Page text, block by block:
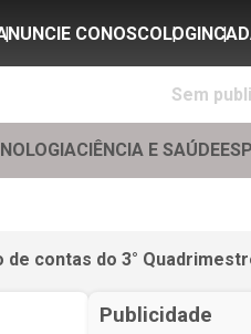
CONOSCOLOGIN
Sem
CIÊNCIA E SAÚDE
contas do 3°
Publicidade